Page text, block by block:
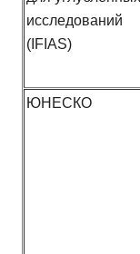
исследований
(IFIAS)
ЮНЕСКО